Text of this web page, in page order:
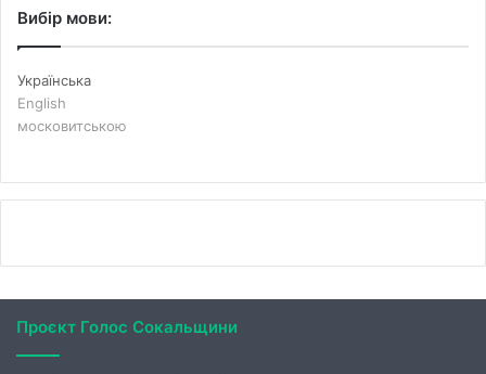
Вибір мови:
Українська
English
московитською
Проєкт Голос Сокальщини